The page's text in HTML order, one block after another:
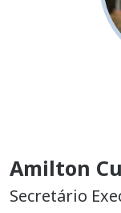
Amilton
Secretário